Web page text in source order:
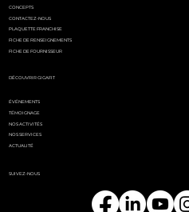
DÉCOUVRIR GIGAFIT
ÉVÉNEMENTS
TÉMOIGNAGE
NOS ACTIVITÉS
NOS SERVICES
ACTUALITÉ
CONCEPTS
CONTACTEZ-NOUS
PLAQUETTE FRANCHISE
FICHE DE RENSEIGNEMENTS
FICHE DE FOURNISSEUR
SUIVEZ-NOUS